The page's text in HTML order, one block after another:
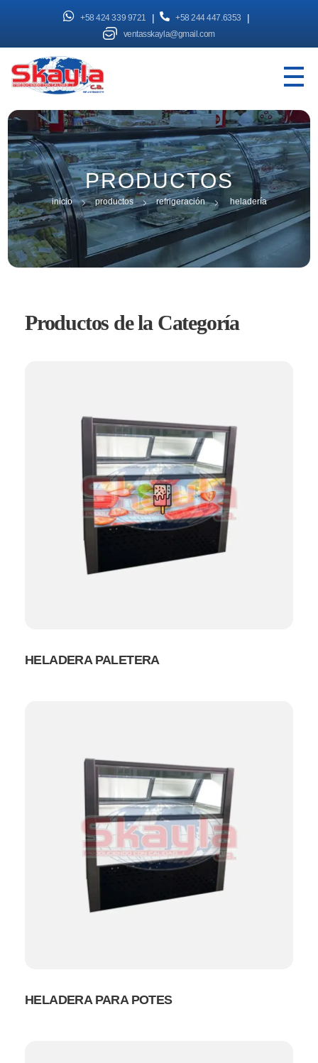
+58 424 339 9721 | +58 244 447.6353 |
ventasskayla@gmail.com
inicio productos refrigeración heladería
PRODUCTOS
Productos de la Categoría
HELADERA PALETERA
HELADERA PARA POTES